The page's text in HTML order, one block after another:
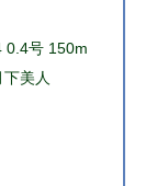
0.4号 150m
美人